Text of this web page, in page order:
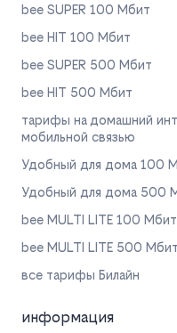
bee SUPER 100 Мбит
bee HIT 100 Мбит
bee SUPER 500 Мбит
bee HIT 500 Мбит
тарифы на домашний
мобильной связью
Удобный для дома 100
Удобный для дома 500
bee MULTI LITE 100 Мбит
bee MULTI LITE 500 Мбит
все тарифы Билайн
информация